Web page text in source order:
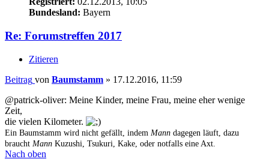
Bundesland: Bayern
Re: Forumstreffen 2017
Zitieren
Beitrag von Baumstamm » 17.12.2016, 11:59
@patrick-oliver: Meine Kinder, meine Frau, meine eher wenige
Zeit,
die vielen Kilometer.
Ein Baumstamm wird nicht gefällt, indem Mann dagegen läuft, dazu
braucht Mann Kuzushi, Tsukuri, Kake, oder notfalls eine Axt.
Nach oben